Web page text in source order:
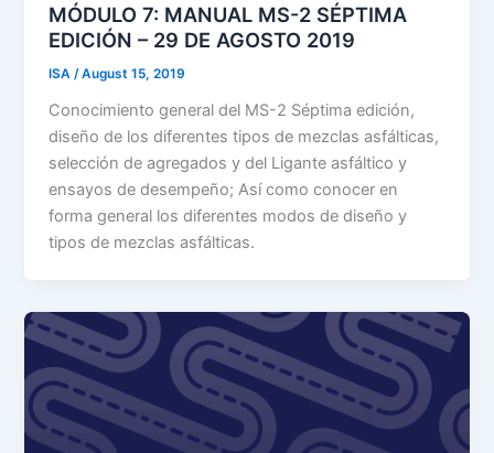
MÓDULO 7: MANUAL MS-2 SÉPTIMA
EDICIÓN – 29 DE AGOSTO 2019
ISA/August 15, 2019
Conocimiento general del MS-2 Séptima edición,
diseño de los diferentes tipos de mezclas asfálticas,
selección de agregados y del Ligante asfáltico y
ensayos de desempeño; Así como conocer en
forma general los diferentes modos de diseño y
tipos de mezclas asfálticas.